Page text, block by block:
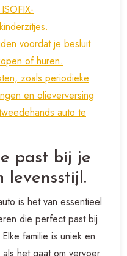
voordat je besluit
of huren.
zoals periodieke
en olieverversing
auto te
past bij je
levensstijl.
is het van essentieel
die perfect past bij
familie is uniek en
het gaat om vervoer.